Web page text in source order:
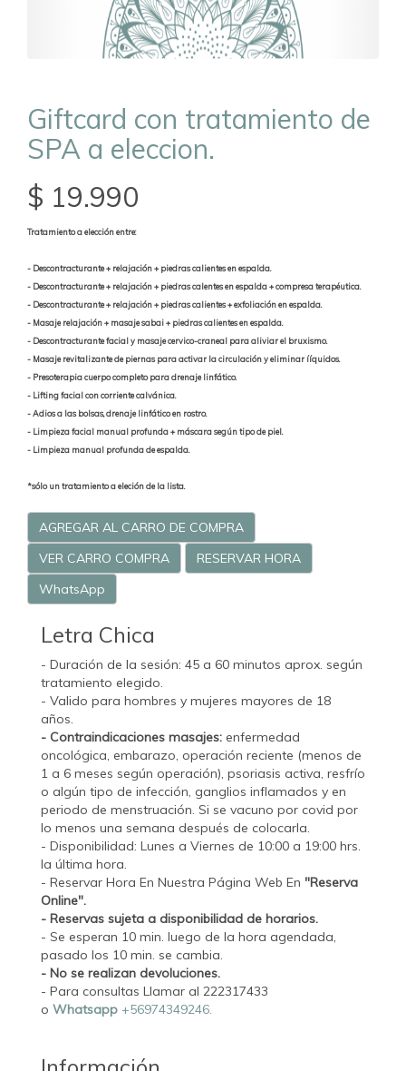
Giftcard con tratamiento de
SPA a eleccion.
$ 19.990
Tratamiento a elección entre:
- Descontracturante + relajación + piedras calientes en espalda.
- Descontracturante + relajación + piedras calentes en espalda +compresa terapéutica.
- Descontracturante + relajación + piedras calientes + exfoliación en espalda.
- Masaje relajación + masaje sabai + piedras calientes en espalda.
- Descontracturante facial y masaje cervico-craneal para aliviar el bruxismo.
- Masaje revitalizante de piernas para activar la circulación y eliminar ííquidos.
- Presoterapia cuerpo completo para drenaje linfático.
- Lifting facial con corriente calvánica.
- Adios a las bolsas, drenaje linfático en rostro.
- Limpieza facial manual profunda + máscara según tipo de piel.
- Limpieza manual profunda de espalda.
*sólo un tratamiento a eleción de la lista.
AGREGAR AL CARRO DE COMPRA
VER CARRO COMPRA
RESERVAR HORA
WhatsApp
Letra Chica
- Duración de la sesión: 45 a 60 minutos aprox. según
tratamiento elegido.
- Valido para hombres y mujeres mayores de 18
años.
- Contraindicaciones masajes: enfermedad
oncológica, embarazo, operación reciente (menos de
1 a 6 meses según operación), psoriasis activa, resfrío
o algún tipo de infección, ganglios inflamados y en
periodo de menstruación. Si se vacuno por covid por
lo menos una semana después de colocarla.
- Disponibilidad: Lunes a Viernes de 10:00 a 19:00 hrs.
la última hora.
- Reservar Hora En Nuestra Página Web En "Reserva
Online".
- Reservas sujeta a disponibilidad de horarios.
- Se esperan 10 min. luego de la hora agendada,
pasado los 10 min. se cambia.
- No se realizan devoluciones.
- Para consultas Llamar al 222317433
o Whatsapp +56974349246.